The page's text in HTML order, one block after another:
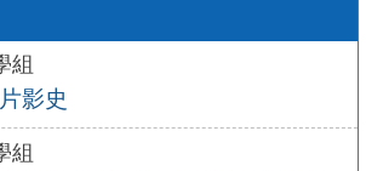
組
影史
組